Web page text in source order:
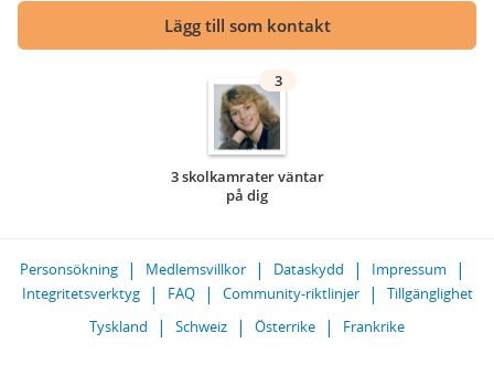
Lägg till som kontakt
3
3 skolkamrater väntar
på dig
Personsökning Medlemsvillkor Dataskydd
Impressum
Integritetsverktyg
FAQ Community-riktlinjer
Tillgänglighet
Tyskland
Schweiz Österrike Frankrike